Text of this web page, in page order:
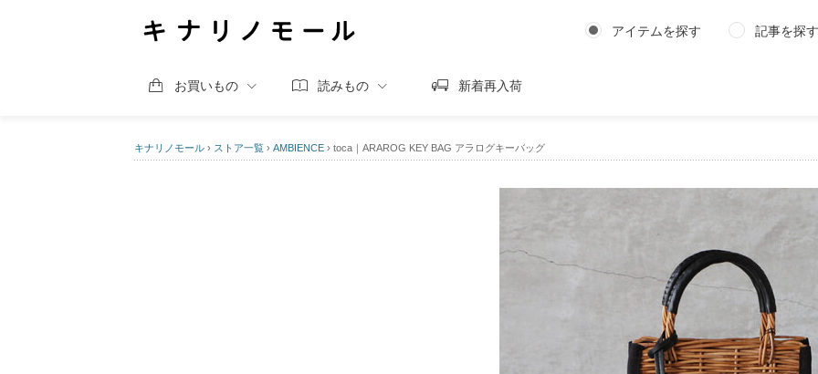
アイテムを探す 記事を探す
お買いもの 読みもの 新着再入荷
キナリノモール › ストア一覧 › AMBIENCE › toca｜ARAROG KEY BAG アラログキーバッグ